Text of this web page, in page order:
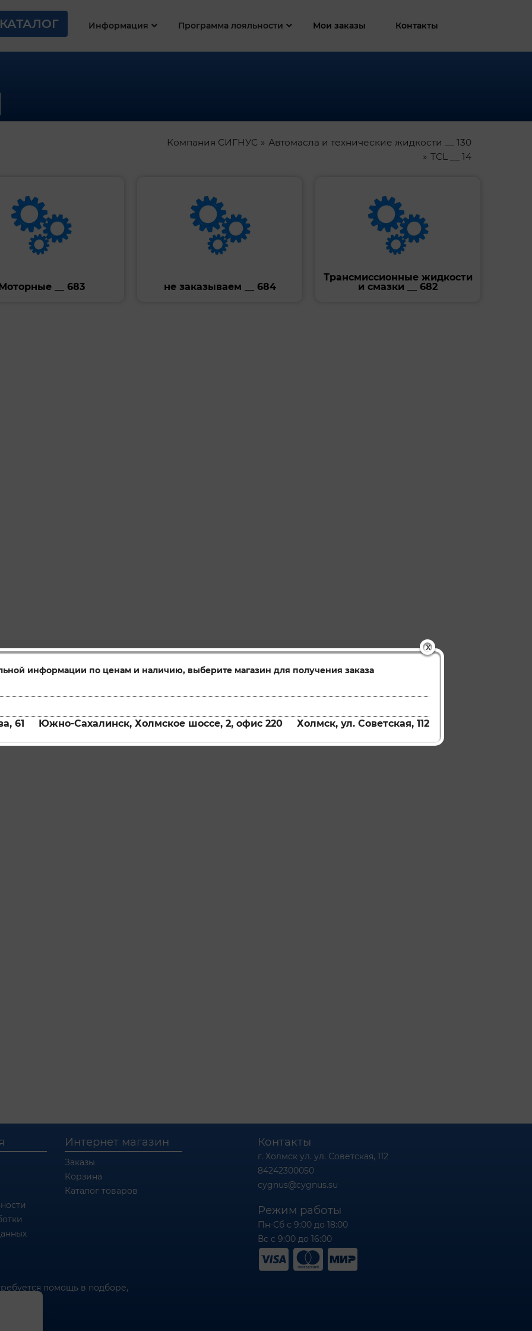
X
информации по ценам и наличию, выберите магазин для получения заказа
61 Южно-Сахалинск, Холмское шоссе, 2, офис 220 Холмск, ул. Советская, 112
КАТАЛОГ Информация Программа лояльности Мои заказы Контакты
Компания СИГНУС
Автомасла и технические жидкости __ 130
TCL __ 14
__ 683 не заказываем __ 684
Трансмиссионные жидкости
и смазки __ 682
Интернет магазин
Заказы
Корзина
Каталог товаров
помощь в подборе,
Контакты
г. Холмск ул. ул. Советская, 112
84242300050
cygnus@cygnus.su
Режим работы
Пн-Сб с 9:00 до 18:00
Вс с 9:00 до 16:00